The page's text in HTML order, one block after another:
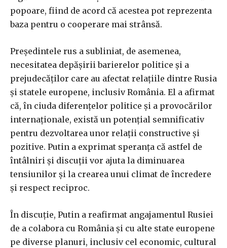
popoare, fiind de acord că acestea pot reprezenta
baza pentru o cooperare mai strânsă.
Președintele rus a subliniat, de asemenea,
necesitatea depășirii barierelor politice și a
prejudecăților care au afectat relațiile dintre Rusia
și statele europene, inclusiv România. El a afirmat
că, în ciuda diferențelor politice și a provocărilor
internaționale, există un potențial semnificativ
pentru dezvoltarea unor relații constructive și
pozitive. Putin a exprimat speranța că astfel de
întâlniri și discuții vor ajuta la diminuarea
tensiunilor și la crearea unui climat de încredere
și respect reciproc.
În discuție, Putin a reafirmat angajamentul Rusiei
de a colabora cu România și cu alte state europene
pe diverse planuri, inclusiv cel economic, cultural